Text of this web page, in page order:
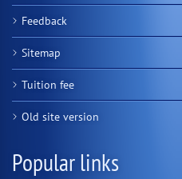
Feedback
Sitemap
Tuition fee
Old site version
Popular links